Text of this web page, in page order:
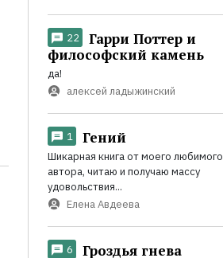
22
Гарри Поттер и
философский камень
да!
алексей ладыжинский
1 Гений
Шикарная книга от моего любимого
автора, читаю и получаю массу
удовольствия...
Елена Авдеева
6 Гроздья гнева